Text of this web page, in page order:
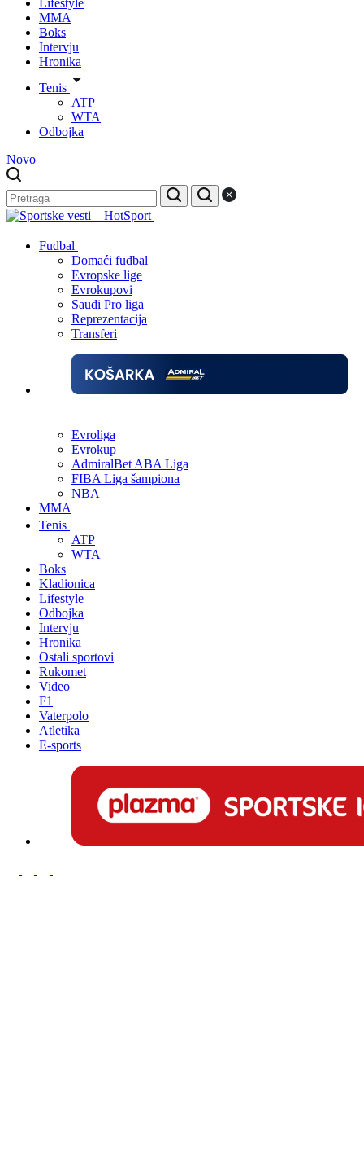
Lifestyle
MMA
Boks
Intervju
Hronika
Tenis
ATP
WTA
Odbojka
Novo
Fudbal
Domaći fudbal
Evropske lige
Evrokupovi
Saudi Pro liga
Reprezentacija
Transferi
Evroliga
Evrokup
AdmiralBet ABA Liga
FIBA Liga šampiona
NBA
MMA
Tenis
ATP
WTA
Boks
Kladionica
Lifestyle
Odbojka
Intervju
Hronika
Ostali sportovi
Rukomet
Video
F1
Vaterpolo
Atletika
E-sports